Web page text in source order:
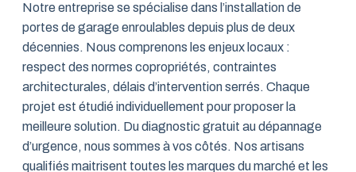
Notre entreprise se spécialise dans l’installation de
portes de garage enroulables depuis plus de deux
décennies. Nous comprenons les enjeux locaux :
respect des normes copropriétés, contraintes
architecturales, délais d’intervention serrés. Chaque
projet est étudié individuellement pour proposer la
meilleure solution. Du diagnostic gratuit au dépannage
d’urgence, nous sommes à vos côtés. Nos artisans
qualifiés maitrisent toutes les marques du marché et les